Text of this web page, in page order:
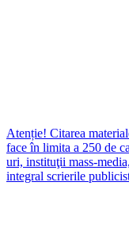
Atenție! Citarea
face în limita a 250 de
uri, instituţii mass-
integral scrierile